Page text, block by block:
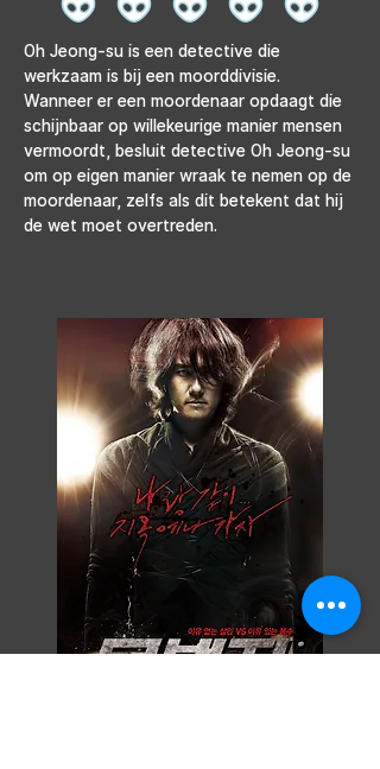
Oh Jeong-su is een detective die
werkzaam is bij een moorddivisie.
Wanneer er een moordenaar opdaagt die
schijnbaar op willekeurige manier mensen
vermoordt, besluit detective Oh Jeong-su
om op eigen manier wraak te nemen op de
moordenaar, zelfs als dit betekent dat hij
de wet moet overtreden.